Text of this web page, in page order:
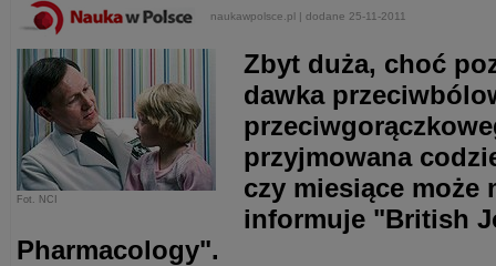
naukawpolsce.pl | dodane 25-11-2011
Fot. NCI
Zbyt duża, choć
dawka
przyjmowana
czy miesiące może
informuje "British
Pharmacology".